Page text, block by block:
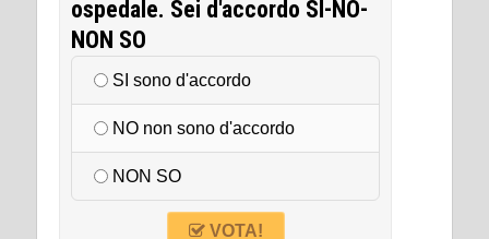
ospedale. Sei d'accordo SI-NO-
NON SO
SI sono d'accordo
NO non sono d'accordo
NON SO
VOTA!